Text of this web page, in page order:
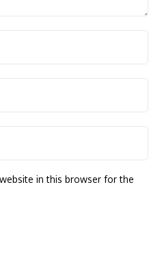
in this browser for the